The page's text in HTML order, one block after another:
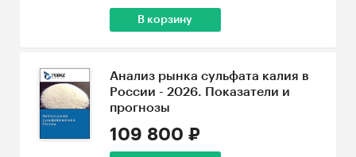
В корзину
Анализ рынка сульфата калия в
России - 2026. Показатели и
прогнозы
109 800 ₽